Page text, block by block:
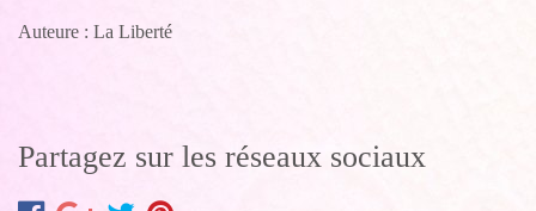
Auteure : La Liberté
Partagez sur les réseaux sociaux